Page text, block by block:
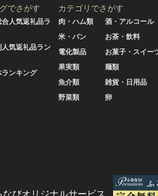
でさがす
人気返礼品ラ
人気返礼品ラン
ランキング
カテゴリでさがす
肉・ハム類
米・パン
電化製品
果実類
魚介類
野菜類
酒・アルコール
お茶・飲料
お菓子・スイー
麺類
雑貨・日用品
卵